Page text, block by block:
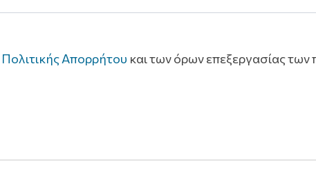
Πολιτικής Απορρήτου και των όρων επεξεργασίας